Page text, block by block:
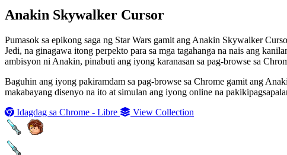
Anakin Skywalker Cursor
Pumasok sa epikong saga ng Star Wars gamit ang Anakin Skywalker
Jedi, na ginagawa itong perpekto para sa mga tagahanga na nais ang
ambisyon ni Anakin, pinabuti ang iyong karanasan sa pag-browse sa
Baguhin ang iyong pakiramdam sa pag-browse sa Chrome gamit ang
makabayang disenyo na ito at simulan ang iyong online na
Idagdag sa Chrome - Libre
View Collection